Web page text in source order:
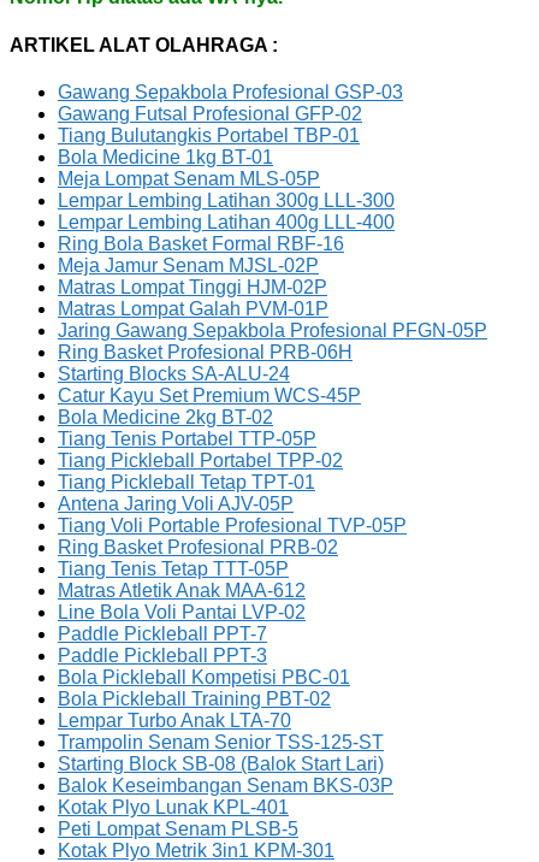
ARTIKEL ALAT OLAHRAGA :
Gawang Sepakbola Profesional GSP-03
Gawang Futsal Profesional GFP-02
Tiang Bulutangkis Portabel TBP-01
Bola Medicine 1kg BT-01
Meja Lompat Senam MLS-05P
Lempar Lembing Latihan 300g LLL-300
Lempar Lembing Latihan 400g LLL-400
Ring Bola Basket Formal RBF-16
Meja Jamur Senam MJSL-02P
Matras Lompat Tinggi HJM-02P
Matras Lompat Galah PVM-01P
Jaring Gawang Sepakbola Profesional PFGN-05P
Ring Basket Profesional PRB-06H
Starting Blocks SA-ALU-24
Catur Kayu Set Premium WCS-45P
Bola Medicine 2kg BT-02
Tiang Tenis Portabel TTP-05P
Tiang Pickleball Portabel TPP-02
Tiang Pickleball Tetap TPT-01
Antena Jaring Voli AJV-05P
Tiang Voli Portable Profesional TVP-05P
Ring Basket Profesional PRB-02
Tiang Tenis Tetap TTT-05P
Matras Atletik Anak MAA-612
Line Bola Voli Pantai LVP-02
Paddle Pickleball PPT-7
Paddle Pickleball PPT-3
Bola Pickleball Kompetisi PBC-01
Bola Pickleball Training PBT-02
Lempar Turbo Anak LTA-70
Trampolin Senam Senior TSS-125-ST
Starting Block SB-08 (Balok Start Lari)
Balok Keseimbangan Senam BKS-03P
Kotak Plyo Lunak KPL-401
Peti Lompat Senam PLSB-5
Kotak Plyo Metrik 3in1 KPM-301